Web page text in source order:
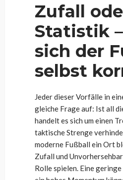
Zufall
Statistik
sich der
selbst
Jeder dieser Vorfälle in
gleiche Frage auf: Ist all
handelt es sich um einen
taktische Strenge
moderne Fußball ein Ort
Zufall und
Rolle spielen. Eine